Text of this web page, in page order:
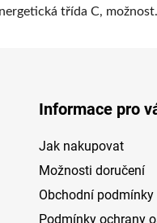
třída C, možnost
Informace pro
Jak nakupovat
Možnosti doručení
Obchodní podmínky
Podmínky ochrany